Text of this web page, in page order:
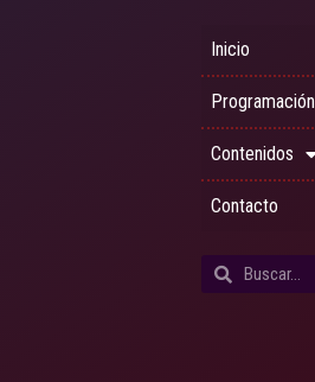
Inicio
Programación
Contenidos
Contacto